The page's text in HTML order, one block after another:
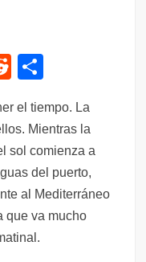
R
d
di
t
m
p
ar
tir
el tiempo. La
Mientras la
sol comienza a
del puerto,
al Mediterráneo
que va mucho